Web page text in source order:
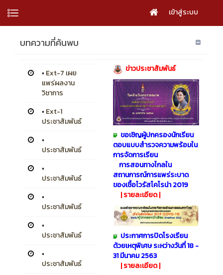
เข้าสู่ระบบ
บทความที่ค้นพบ
• Ext-7 เผย
แพร่ผลงาน
วิชาการ
• Ext-1
ประชาสัมพันธ์
•
ประชาสัมพันธ์
•
ประชาสัมพันธ์
•
ประชาสัมพันธ์
•
ประชาสัมพันธ์
•
ประชาสัมพันธ์
ข่าวประชาสัมพันธ์
ขอเชิญผู้ปกครองนักเรียน
ตอบแบบสำรวจความพร้อมใน
การจัดการเรียน
การสอนทางไกลใน
สถานการณ์การแพร่ระบาด
ของเชื้อไวรัสโคโรน่า 2019
|รายละเอียด|
ประกาศการปิดโรงเรียน
ด้วยเหตุพิเศษ ระหว่างวันที่ 18 -
31 มีนาคม 2563
|รายละเอียด|